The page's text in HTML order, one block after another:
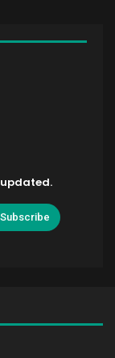
Subscribe